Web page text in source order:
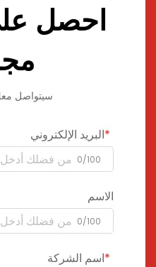
احصل
سيتواصل
البريد الإلكتروني
0/100
الاسم
0/100
اسم الشركة